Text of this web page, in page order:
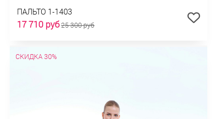
ПАЛЬТО 1-1403
17 710 руб25 300 руб
СКИДКА 30%